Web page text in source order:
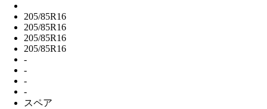
205/85R16
205/85R16
205/85R16
205/85R16
-
-
-
-
スペア